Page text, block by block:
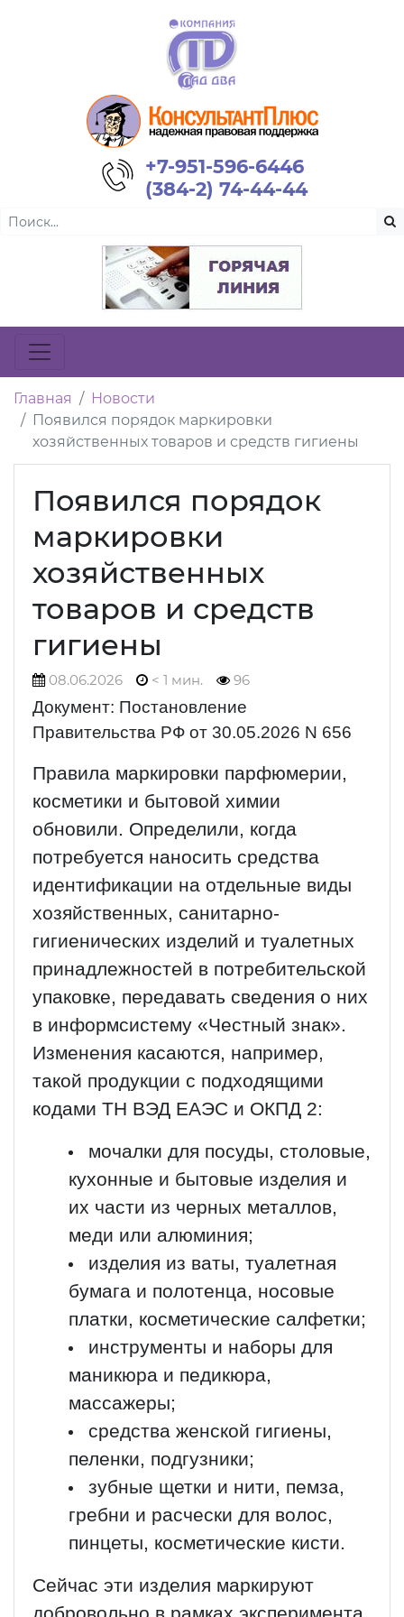
+7-951-596-6446
(384-2) 74-44-44
Главная
Новости
Появился порядок маркировки
хозяйственных товаров и средств гигиены
Появился порядок
маркировки
хозяйственных
товаров и средств
гигиены
08.06.2026 < 1 мин. 96
Документ: Постановление
Правительства РФ от 30.05.2026 N 656
Правила маркировки парфюмерии,
косметики и бытовой химии
обновили. Определили, когда
потребуется наносить средства
идентификации на отдельные виды
хозяйственных, санитарно-
гигиенических изделий и туалетных
принадлежностей в потребительской
упаковке, передавать сведения о них
в информсистему «Честный знак».
Изменения касаются, например,
такой продукции с подходящими
кодами ТН ВЭД ЕАЭС и ОКПД 2:
мочалки для посуды, столовые,
кухонные и бытовые изделия и
их части из черных металлов,
меди или алюминия;
изделия из ваты, туалетная
бумага и полотенца, носовые
платки, косметические салфетки;
инструменты и наборы для
маникюра и педикюра,
массажеры;
средства женской гигиены,
пеленки, подгузники;
зубные щетки и нити, пемза,
гребни и расчески для волос,
пинцеты, косметические кисти.
Сейчас эти изделия маркируют